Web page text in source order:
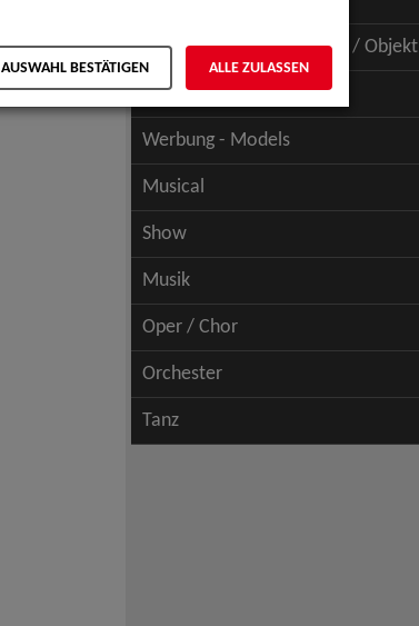
Schauspiel - Figur / Puppe / Objekt
Werbung - Talents
Werbung - Models
Musical
Show
Musik
Oper / Chor
Orchester
Tanz
AUSWAHL BESTÄTIGEN ALLE ZULASSEN